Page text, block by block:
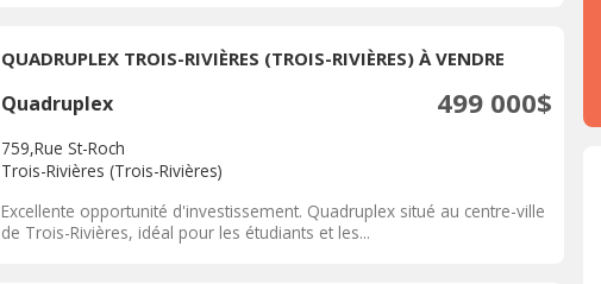
QUADRUPLEX TROIS-RIVIÈRES (TROIS-RIVIÈRES) À VENDRE
Quadruplex 499 000$
759,Rue St-Roch
Trois-Rivières (Trois-Rivières)
Excellente opportunité d'investissement. Quadruplex situé au centre-ville
de Trois-Rivières, idéal pour les étudiants et les...